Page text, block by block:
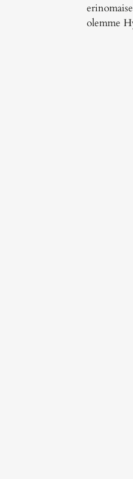
olemme